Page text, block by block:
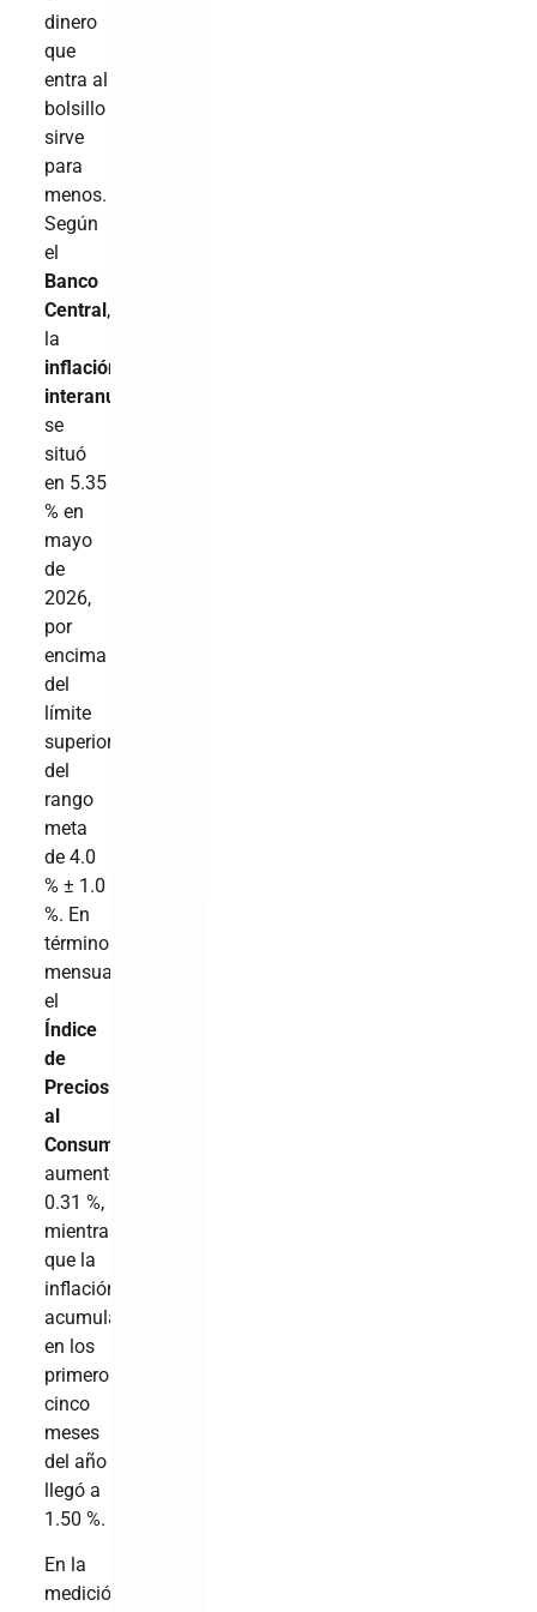
dinero
que
entra al
bolsillo
sirve
para
menos.
Según
el
Banco
Central,
la
inflación
interanual
se
situó
en 5.35
% en
mayo
de
2026,
por
encima
del
límite
superior
del
rango
meta
de 4.0
% ± 1.0
%. En
términos
mensuales,
el
Índice
de
Precios
al
Consumidor
aumentó
0.31 %,
mientras
que la
inflación
acumulada
en los
primeros
cinco
meses
del año
llegó a
1.50 %.
En la
medición